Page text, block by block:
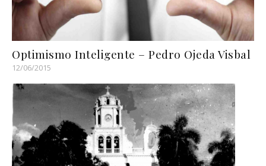
Optimismo Inteligente – Pedro Ojeda Visbal
12/06/2015